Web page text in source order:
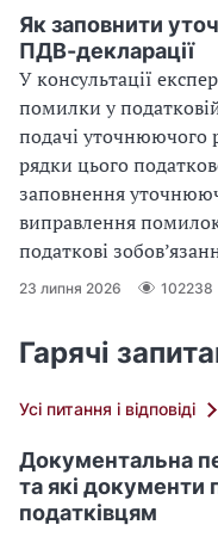
Як заповнити
ПДВ-декларації
У консультації
помилки у
подачі уточнюючого
рядки цього
заповнення
виправлення
податкові
23 липня 2026 102238
Гарячі
Усі питання і відповіді
Документальна
та які документи
податківцям